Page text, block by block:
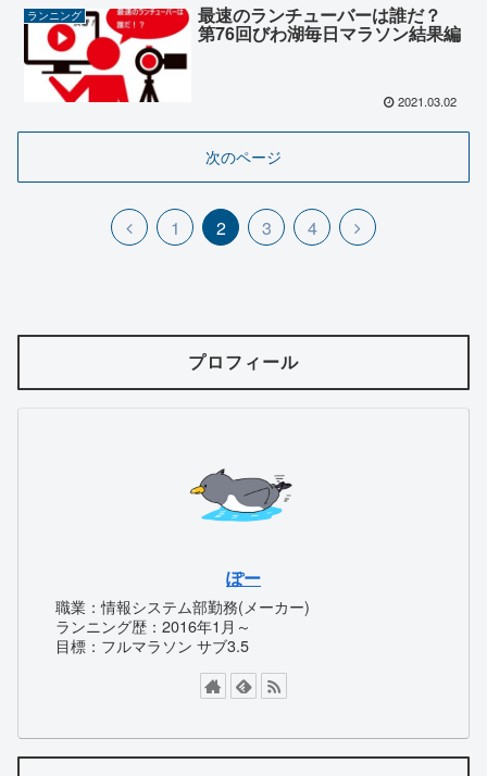
ランニング 最速のランチューバーは誰だ？
第76回びわ湖毎日マラソン結果編
2021.03.02
次のページ
1 2 3 4
プロフィール
ぽー
職業：情報システム部勤務(メーカー)
ランニング歴：2016年1月～
目標：フルマラソン サブ3.5